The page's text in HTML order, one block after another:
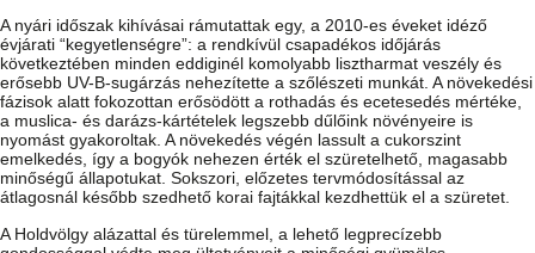
A nyári időszak kihívásai rámutattak egy, a 2010-es éveket idéző
évjárati “kegyetlenségre”: a rendkívül csapadékos időjárás
következtében minden eddiginél komolyabb lisztharmat veszély és
erősebb UV-B-sugárzás nehezítette a szőlészeti munkát. A növekedési
fázisok alatt fokozottan erősödött a rothadás és ecetesedés mértéke,
a muslica- és darázs-kártételek legszebb dűlőink növényeire is
nyomást gyakoroltak. A növekedés végén lassult a cukorszint
emelkedés, így a bogyók nehezen érték el szüretelhető, magasabb
minőségű állapotukat. Sokszori, előzetes tervmódosítással az
átlagosnál később szedhető korai fajtákkal kezdhettük el a szüretet.
A Holdvölgy alázattal és türelemmel, a lehető legprecízebb